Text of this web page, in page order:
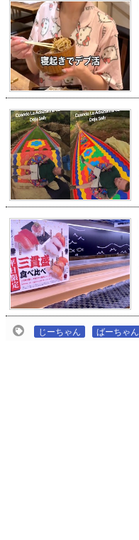
じーちゃん ばーちゃん